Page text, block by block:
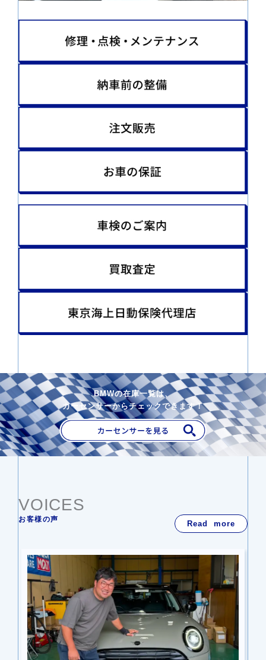
BMWの在庫一覧は、
カーセンサーからチェックできます！
VOICES
お客様の声 Read more